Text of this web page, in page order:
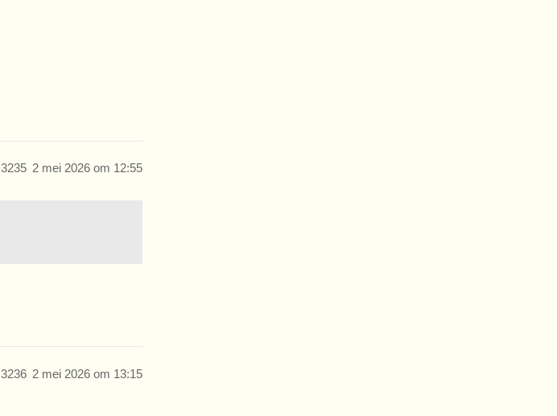
2 mei 2026 om 12:55
3235
2 mei 2026 om 13:15
3236